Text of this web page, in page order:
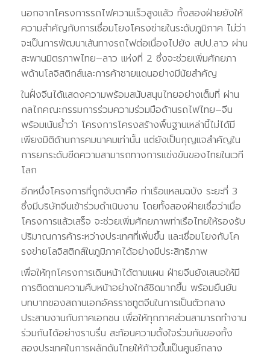
นอกจากโครงการรถไฟความเร็วสูงแล้ว ทั้งสองฝ่ายยังให้
ความสำคัญกับการเชื่อมโยงโครงข่ายในระดับภูมิภาค ไม่ว่า
จะเป็นการพัฒนาเส้นทางรถไฟต่อเนื่องไปยัง สปป.ลาว ผ่าน
สะพานมิตรภาพไทย–ลาว แห่งที่ 2 ซึ่งจะช่วยเพิ่มศักยภา
พด้านโลจิสติกส์และการค้าชายแดนอย่างมีนัยสำคัญ
ในฝั่งจีนได้แสดงความพร้อมสนับสนุนไทยอย่างเต็มที่ ผ่าน
กลไกคณะกรรมการร่วมความร่วมมือด้านรถไฟไทย–จีน
พร้อมเน้นย้ำว่า โครงการโครงสร้างพื้นฐานเหล่านี้ไม่ได้มี
เพียงมิติด้านการคมนาคมเท่านั้น แต่ยังเป็นกุญแจสำคัญใน
การยกระดับขีดความสามารถทางการแข่งขันของไทยในเวที
โลก
อีกหนึ่งโครงการที่ถูกจับตาคือ ท่าเรือแหลมฉบัง ระยะที่ 3
ซึ่งมีบริษัทจีนเข้าร่วมดำเนินงาน โดยทั้งสองฝ่ายเชื่อว่าเมื่อ
โครงการแล้วเสร็จ จะช่วยเพิ่มศักยภาพท่าเรือไทยให้รองรับ
ปริมาณการค้าระหว่างประเทศที่เพิ่มขึ้น และเชื่อมโยงกับโค
รงข่ายโลจิสติกส์ในภูมิภาคได้อย่างมีประสิทธิภาพ
เพื่อให้ทุกโครงการเดินหน้าได้ตามแผน ฝ่ายจีนยังเสนอให้มี
การติดตามความคืบหน้าอย่างใกล้ชิดมากขึ้น พร้อมยืนยัน
บทบาทของสถานเอกอัครราชทูตจีนในการเป็นตัวกลาง
ประสานงานกับภาคเอกชน เพื่อให้ทุกภาคส่วนสามารถทำงาน
ร่วมกันได้อย่างราบรื่น สะท้อนความตั้งใจร่วมกันของทั้ง
สองประเทศในการผลักดันไทยให้ก้าวขึ้นเป็นศูนย์กลาง